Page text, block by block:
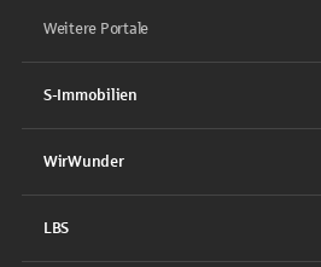
Weitere Portale
S-Immobilien
WirWunder
LBS